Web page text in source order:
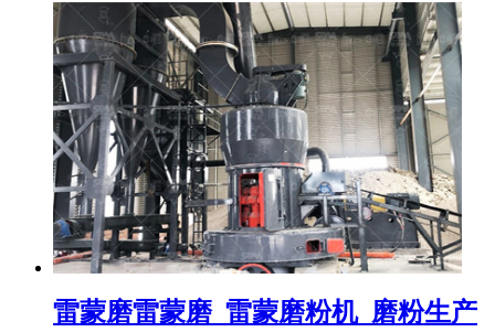
雷蒙磨雷蒙磨_雷蒙磨粉机_磨粉生产